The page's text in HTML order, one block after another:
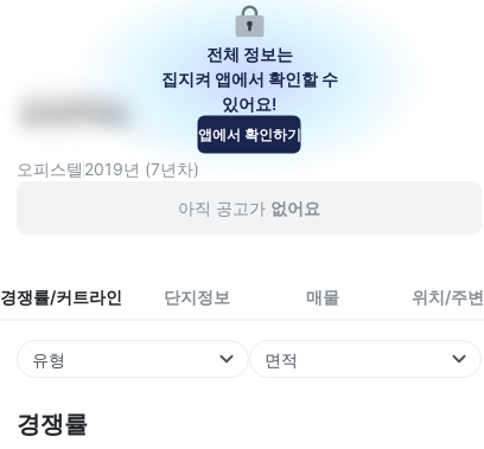
인천광역시 미추홀구 경인로 225
오피스텔 2019년 (7년차)
아직 공고가 없어요
경쟁률/커트라인 단지정보 매물 위치/주변
유형 면적
경쟁률
전체 정보는
집지켜 앱에서 확인할 수
있어요!
앱에서 확인하기